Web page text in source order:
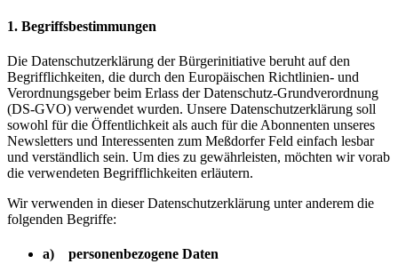
1. Begriffsbestimmungen
Die Datenschutzerklärung der Bürgerinitiative beruht auf den
Begrifflichkeiten, die durch den Europäischen Richtlinien- und
Verordnungsgeber beim Erlass der Datenschutz-Grundverordnung
(DS-GVO) verwendet wurden. Unsere Datenschutzerklärung soll
sowohl für die Öffentlichkeit als auch für die Abonnenten unseres
Newsletters und Interessenten zum Meßdorfer Feld einfach lesbar
und verständlich sein. Um dies zu gewährleisten, möchten wir vorab
die verwendeten Begrifflichkeiten erläutern.
Wir verwenden in dieser Datenschutzerklärung unter anderem die
folgenden Begriffe:
a) personenbezogene Daten